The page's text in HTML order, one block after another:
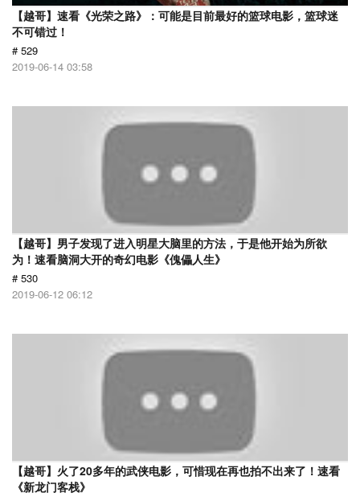
【越哥】速看《光荣之路》：可能是目前最好的篮球电影，篮球迷
不可错过！
# 529
2019-06-14 03:58
【越哥】男子发现了进入明星大脑里的方法，于是他开始为所欲
为！速看脑洞大开的奇幻电影《傀儡人生》
# 530
2019-06-12 06:12
【越哥】火了20多年的武侠电影，可惜现在再也拍不出来了！速看
《新龙门客栈》